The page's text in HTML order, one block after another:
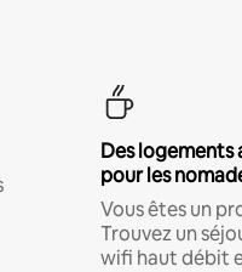
Des logements
pour les
Vous êtes un
Trouvez un
wifi haut débit